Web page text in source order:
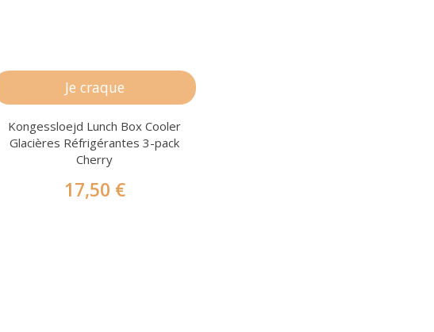
Je craque
Kongessloejd Lunch Box Cooler
Glacières Réfrigérantes 3-pack
Cherry
17,50 €